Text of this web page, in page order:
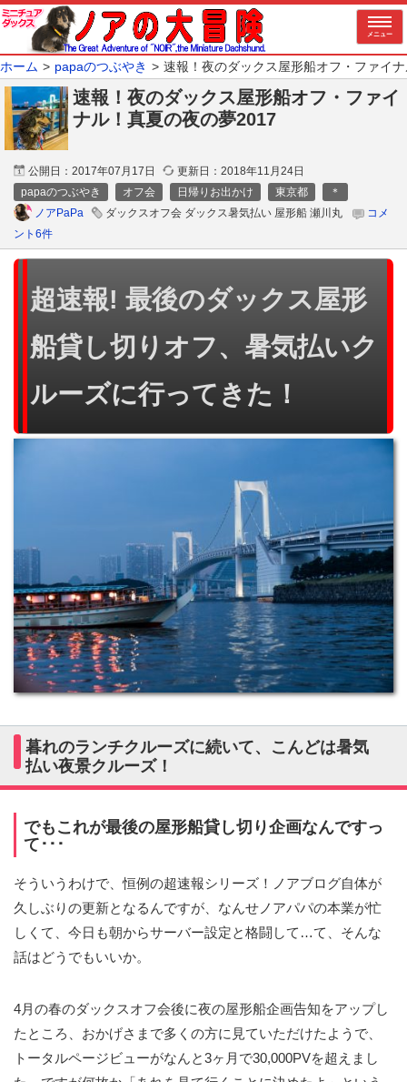
メニュー
ホーム papaのつぶやき 速報！夜のダックス屋形船オフ・ファイ
速報！夜のダックス屋形船オフ・ファイ
ナル！真夏の夜の夢2017
公開日： 2017年07月17日 更新日： 2018年11月24日
papaのつぶやき
オフ会 日帰りお出かけ 東京都
＊
ノアPaPa
ダックスオフ会 ダックス暑気払い 屋形船 瀬川丸
コメ
ント6件
超速報! 最後のダックス屋形
船貸し切りオフ、暑気払いク
ルーズに行ってきた！
暮れのランチクルーズに続いて、こんどは暑気
払い夜景クルーズ！
でもこれが最後の屋形船貸し切り企画なんですっ
て･･･
そういうわけで、恒例の超速報シリーズ！ノアブログ自体が
久しぶりの更新となるんですが、なんせノアパパの本業が忙
しくて、今日も朝からサーバー設定と格闘して…て、そんな
話はどうでもいいか。
4月の春のダックスオフ会後に夜の屋形船企画告知をアップし
たところ、おかげさまで多くの方に見ていただけたようで、
トータルページビューがなんと3ヶ月で30,000PVを超えまし